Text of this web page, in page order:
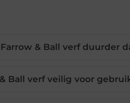
& Ball verf duurder
Ball verf veilig voor